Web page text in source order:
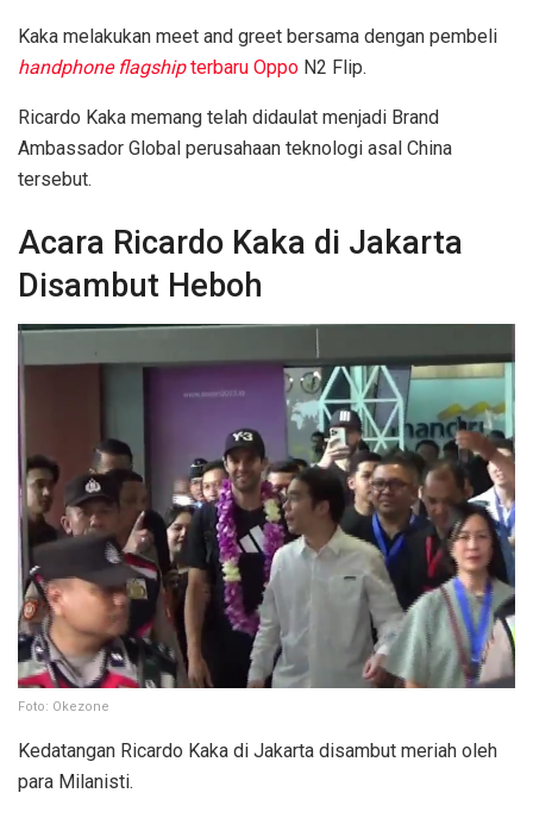
Kaka melakukan meet and greet bersama dengan pembeli
handphone flagshipterbaru Oppo N2 Flip.
Ricardo Kaka memang telah didaulat menjadi Brand
Ambassador Global perusahaan teknologi asal China
tersebut.
Acara Ricardo Kaka di Jakarta
Disambut Heboh
Foto: Okezone
Kedatangan Ricardo Kaka di Jakarta disambut meriah oleh
para Milanisti.